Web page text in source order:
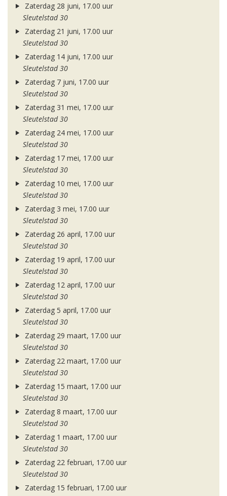
Zaterdag 28 juni, 17.00 uur
Sleutelstad 30
Zaterdag 21 juni, 17.00 uur
Sleutelstad 30
Zaterdag 14 juni, 17.00 uur
Sleutelstad 30
Zaterdag 7 juni, 17.00 uur
Sleutelstad 30
Zaterdag 31 mei, 17.00 uur
Sleutelstad 30
Zaterdag 24 mei, 17.00 uur
Sleutelstad 30
Zaterdag 17 mei, 17.00 uur
Sleutelstad 30
Zaterdag 10 mei, 17.00 uur
Sleutelstad 30
Zaterdag 3 mei, 17.00 uur
Sleutelstad 30
Zaterdag 26 april, 17.00 uur
Sleutelstad 30
Zaterdag 19 april, 17.00 uur
Sleutelstad 30
Zaterdag 12 april, 17.00 uur
Sleutelstad 30
Zaterdag 5 april, 17.00 uur
Sleutelstad 30
Zaterdag 29 maart, 17.00 uur
Sleutelstad 30
Zaterdag 22 maart, 17.00 uur
Sleutelstad 30
Zaterdag 15 maart, 17.00 uur
Sleutelstad 30
Zaterdag 8 maart, 17.00 uur
Sleutelstad 30
Zaterdag 1 maart, 17.00 uur
Sleutelstad 30
Zaterdag 22 februari, 17.00 uur
Sleutelstad 30
Zaterdag 15 februari, 17.00 uur